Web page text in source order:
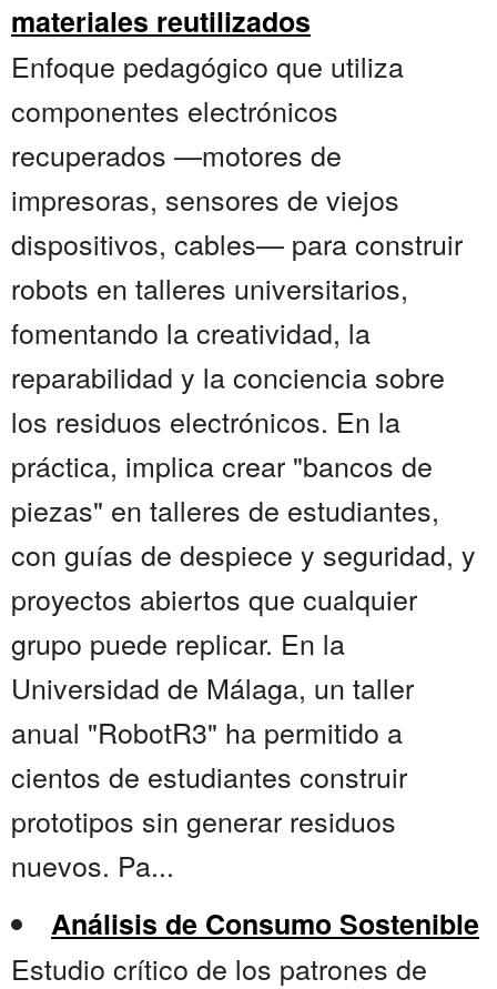
materiales reutilizados
Enfoque pedagógico que utiliza
componentes electrónicos
recuperados —motores de
impresoras, sensores de viejos
dispositivos, cables— para construir
robots en talleres universitarios,
fomentando la creatividad, la
reparabilidad y la conciencia sobre
los residuos electrónicos. En la
práctica, implica crear "bancos de
piezas" en talleres de estudiantes,
con guías de despiece y seguridad, y
proyectos abiertos que cualquier
grupo puede replicar. En la
Universidad de Málaga, un taller
anual "RobotR3" ha permitido a
cientos de estudiantes construir
prototipos sin generar residuos
nuevos. Pa...
Análisis de Consumo Sostenible
Estudio crítico de los patrones de